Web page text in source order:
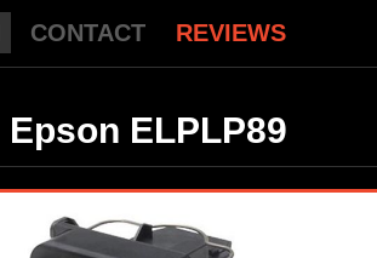
CONTACT REVIEWS
Epson ELPLP89